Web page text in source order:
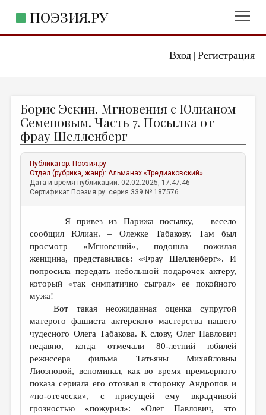
Вход| Регистрация
ПОЭЗИЯ.РУ
ЖАНРЫ
АВТОРЫ
КОММЕНТАРИИ
ЛИТСАЛОН
НОВОСТИ
ПРАВИЛА САЙТА
ОТДЕЛЫ И РУБРИКИ
ИЗБРАННОЕ
ДАЙДЖЕСТ
ПРОИЗВЕДЕНИЯ
ПЕРЕВОДЫ
КОНКУРСЫ
ДЕТСКАЯ КОМНАТА
КНИЖНАЯ ПОЛКА
ОБЗОР ЛИТЕРАТУРЫ
Борис Эскин. Мгновения с Юлианом
Семеновым. Часть 7. Посылка от
фрау Шелленберг
Публикатор: Поэзия.ру
Отдел (рубрика, жанр):Альманах «Тредиаковский»
Дата и время публикации: 02.02.2025, 17:47:46
Сертификат Поэзия.ру: серия 339 № 187576
– Я привез из Парижа посылку, – весело
сообщил Юлиан. – Олежке Табакову. Там был
просмотр «Мгновений», подошла пожилая
женщина, представилась: «Фрау Шелленберг». И
попросила передать небольшой подарочек актеру,
который «так симпатично сыграл» ее покойного
мужа!
Вот такая неожиданная оценка супругой
матерого фашиста актерского мастерства нашего
чудесного Олега Табакова. К слову, Олег Павлович
недавно, когда отмечали 80-летний юбилей
режиссера фильма Татьяны Михайловны
Лиозновой, вспоминал, как во время премьерного
показа сериала его отозвал в сторонку Андропов и
«по-отечески», с присущей ему вкрадчивой
грозностью «пожурил»: «Олег Павлович, это